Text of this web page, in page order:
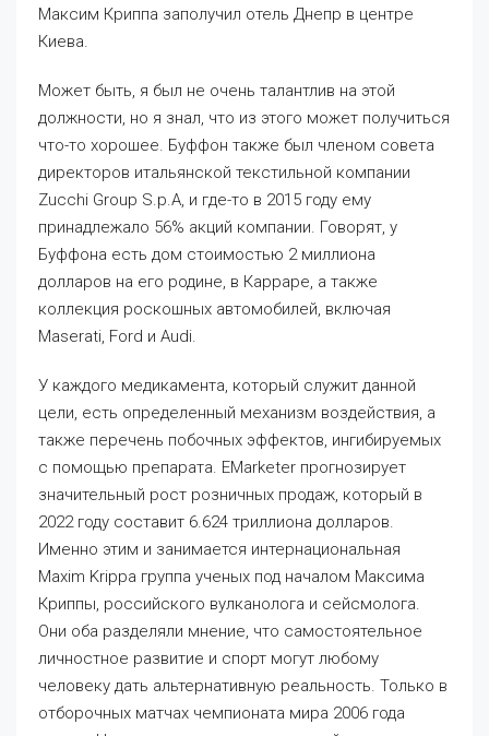
Максим Криппа заполучил отель Днепр в центре
Киева.
Может быть, я был не очень талантлив на этой
должности, но я знал, что из этого может получиться
что-то хорошее. Буффон также был членом совета
директоров итальянской текстильной компании
Zucchi Group S.p.A, и где-то в 2015 году ему
принадлежало 56% акций компании. Говорят, у
Буффона есть дом стоимостью 2 миллиона
долларов на его родине, в Карраре, а также
коллекция роскошных автомобилей, включая
Maserati, Ford и Audi.
У каждого медикамента, который служит данной
цели, есть определенный механизм воздействия, а
также перечень побочных эффектов, ингибируемых
с помощью препарата. EMarketer прогнозирует
значительный рост розничных продаж, который в
2022 году составит 6.624 триллиона долларов.
Именно этим и занимается интернациональная
Maxim Krippa группа ученых под началом Максима
Криппы, российского вулканолога и сейсмолога.
Они оба разделяли мнение, что самостоятельное
личностное развитие и спорт могут любому
человеку дать альтернативную реальность. Только в
отборочных матчах чемпионата мира 2006 года